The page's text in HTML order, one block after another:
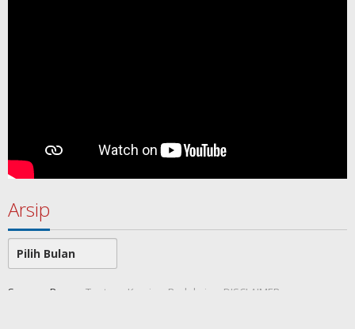
Arsip
Arsip
SamawaRea Tentang Kami Redaksi
DISCLAIMER